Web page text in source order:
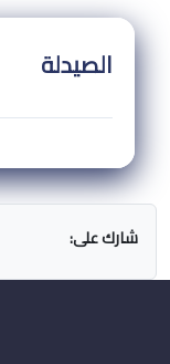
الصيدلة
شارك على: